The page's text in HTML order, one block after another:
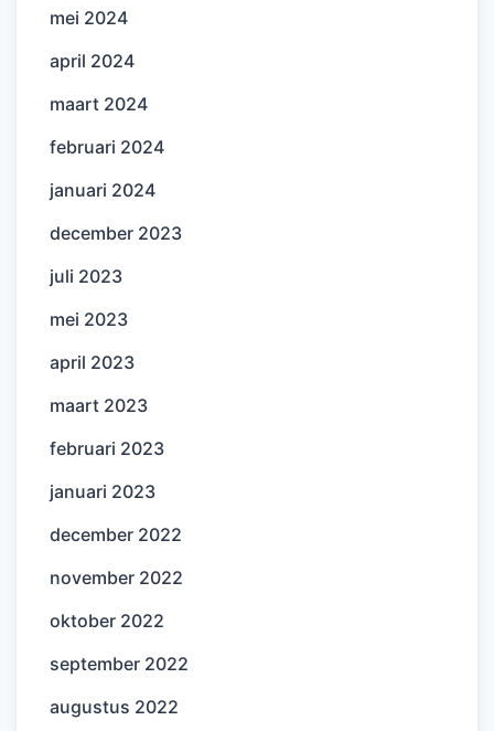
mei 2024
april 2024
maart 2024
februari 2024
januari 2024
december 2023
juli 2023
mei 2023
april 2023
maart 2023
februari 2023
januari 2023
december 2022
november 2022
oktober 2022
september 2022
augustus 2022